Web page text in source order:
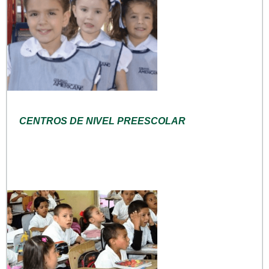
CENTROS DE NIVEL PREESCOLAR